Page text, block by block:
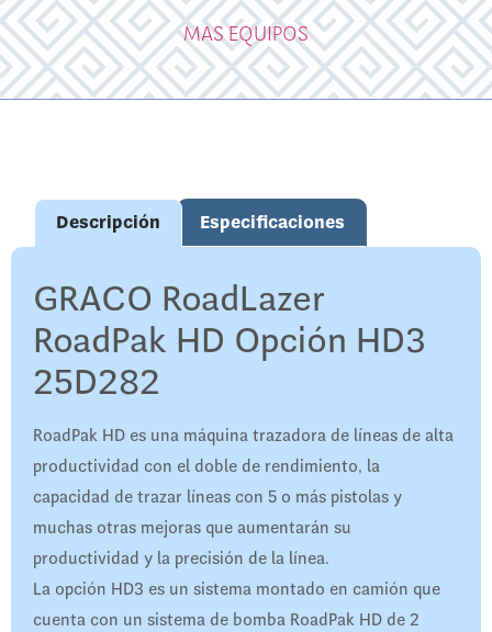
MAS EQUIPOS
Descripción Especificaciones
GRACO RoadLazer
RoadPak HD Opción HD3
25D282
RoadPak HD es una máquina trazadora de líneas de alta
productividad con el doble de rendimiento, la
capacidad de trazar líneas con 5 o más pistolas y
muchas otras mejoras que aumentarán su
productividad y la precisión de la línea.
La opción HD3 es un sistema montado en camión que
cuenta con un sistema de bomba RoadPak HD de 2